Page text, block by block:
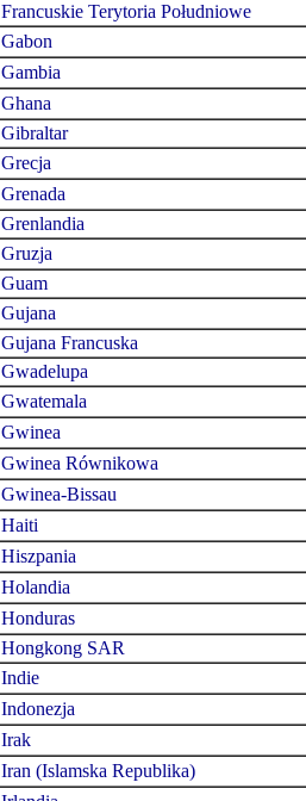
Francuskie Terytoria Południowe
Gabon
Gambia
Ghana
Gibraltar
Grecja
Grenada
Grenlandia
Gruzja
Guam
Gujana
Gujana Francuska
Gwadelupa
Gwatemala
Gwinea
Gwinea Równikowa
Gwinea-Bissau
Haiti
Hiszpania
Holandia
Honduras
Hongkong SAR
Indie
Indonezja
Irak
Iran (Islamska Republika)